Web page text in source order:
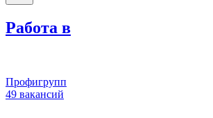
Работа в
Профигрупп
49 вакансий